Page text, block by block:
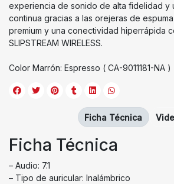
experiencia de sonido de alta fidelidad y
continua gracias a las orejeras de
premium y una conectividad hiperrápida
SLIPSTREAM WIRELESS.
Color Marrón: Espresso ( CA-9011181-NA )
Ficha Técnica
– Audio: 7.1
– Tipo de auricular: Inalámbrico
Ficha Técnica